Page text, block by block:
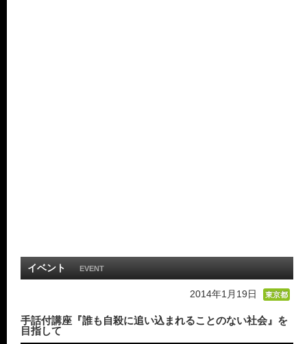
イベント EVENT
2014年1月19日 東京都
手話付講座『誰も自殺に追い込まれることのない社会』を
目指して